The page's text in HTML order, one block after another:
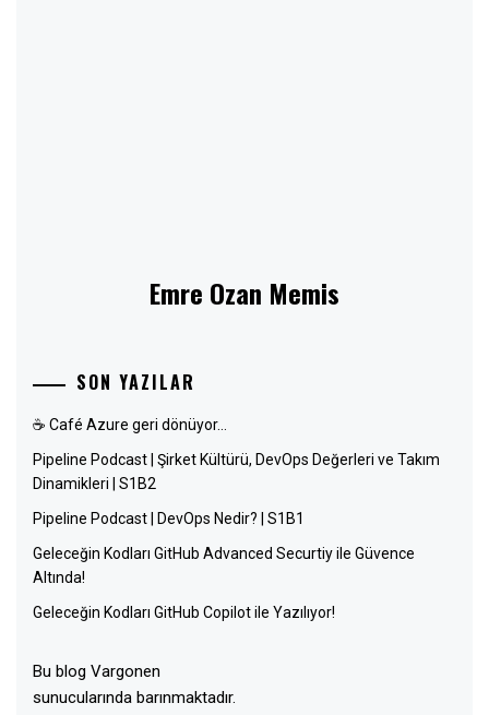
Emre Ozan Memis
SON YAZILAR
☕ Café Azure geri dönüyor…
Pipeline Podcast | Şirket Kültürü, DevOps Değerleri ve Takım
Dinamikleri | S1B2
Pipeline Podcast | DevOps Nedir? | S1B1
Geleceğin Kodları GitHub Advanced Securtiy ile Güvence
Altında!
Geleceğin Kodları GitHub Copilot ile Yazılıyor!
Bu blog Vargonen
sunucularında barınmaktadır.